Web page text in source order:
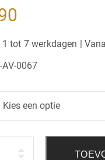
tot 7 werkdagen |
AV-0067